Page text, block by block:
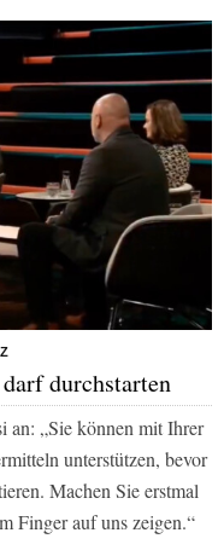
durchstarten
an: „Sie können mit Ihrer
unterstützen, bevor
Machen Sie erstmal
Finger auf uns zeigen.“